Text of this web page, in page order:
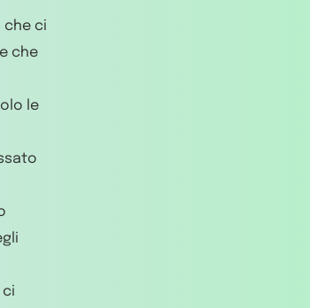
che ci
che
le
ci